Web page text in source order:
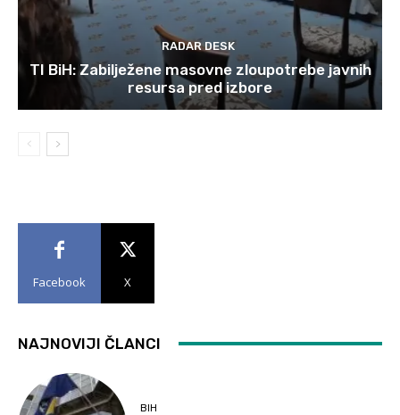
RADAR DESK
TI BiH: Zabilježene masovne zloupotrebe javnih
resursa pred izbore
Facebook X
NAJNOVIJI ČLANCI
BIH